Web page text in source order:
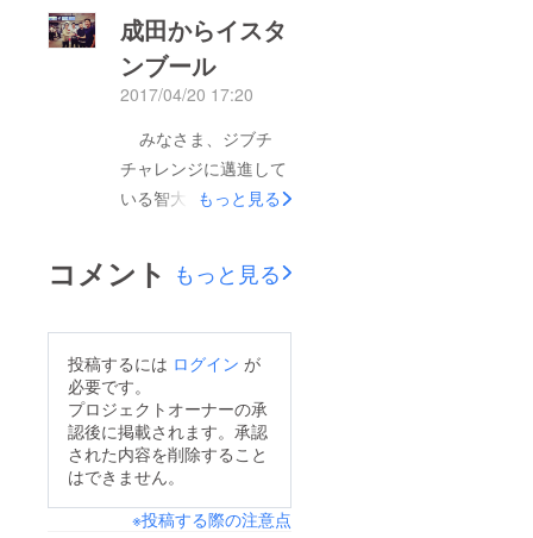
らの一日が始まりま
す。 さて、今日の作
戦は、「ビーチ大騒ぎ
作戦」です。とにかく
騒ぎます。ビーチフ
ラッグに長縄跳びに僕
のトランペットの披露
のメディアにも取り入
なーーー！！！！
・・・ ・・・ ・・・
ってのは甘い考えでし
た。。。 人がいない
じゃないですかwww
今日は休日なはず！！
何でいないの？！とい
ありがとうございま
す！ ジブチ着。
。。。暑い！ 朝６時
のはずなのに、ガンガ
ンに暑いです。さす
が、世界一暑い国、ジ
か、と意気揚々と荷物
ころ。。 。。。な
い！ 命よりも大事
なダウンジャケットを
入れた荷物が、経由地
のイスタンブールから
ジブチ行きに乗せ忘れ
たそうで（オイ！身の
成田からイスタ
ンブール
2017/04/20 17:20
みなさま、ジブチ
チャレンジに邁進して
いる智大です！ まず
スパイアされ、応援し
ていただいた多くのみ
みなさまのおかげで
我々のチャレンジがあ
ります。 一つの恩返
しとして、活動報告を
だきます。 成田
もっと見る
コメント もっと見る
投稿するには ログイン が
必要です。
プロジェクトオーナーの承
認後に掲載されます。承認
された内容を削除すること
はできません。
※投稿する際の注意点